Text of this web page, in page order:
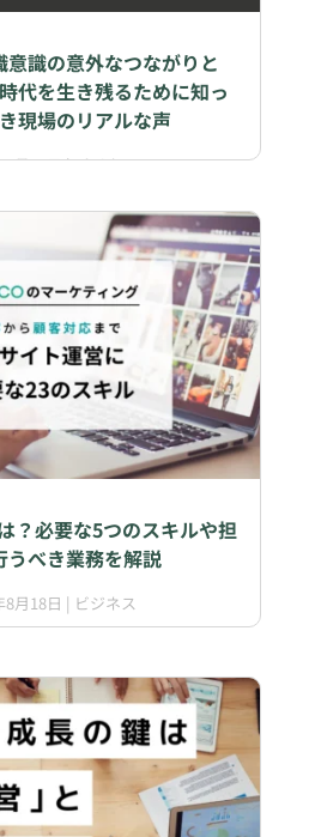
識の意外なつながりと
代を生き残るために知っ
現場のリアルな声
9月01日|ビジネス
？必要な5つのスキルや担
うべき業務を解説
8月18日 | ビジネス